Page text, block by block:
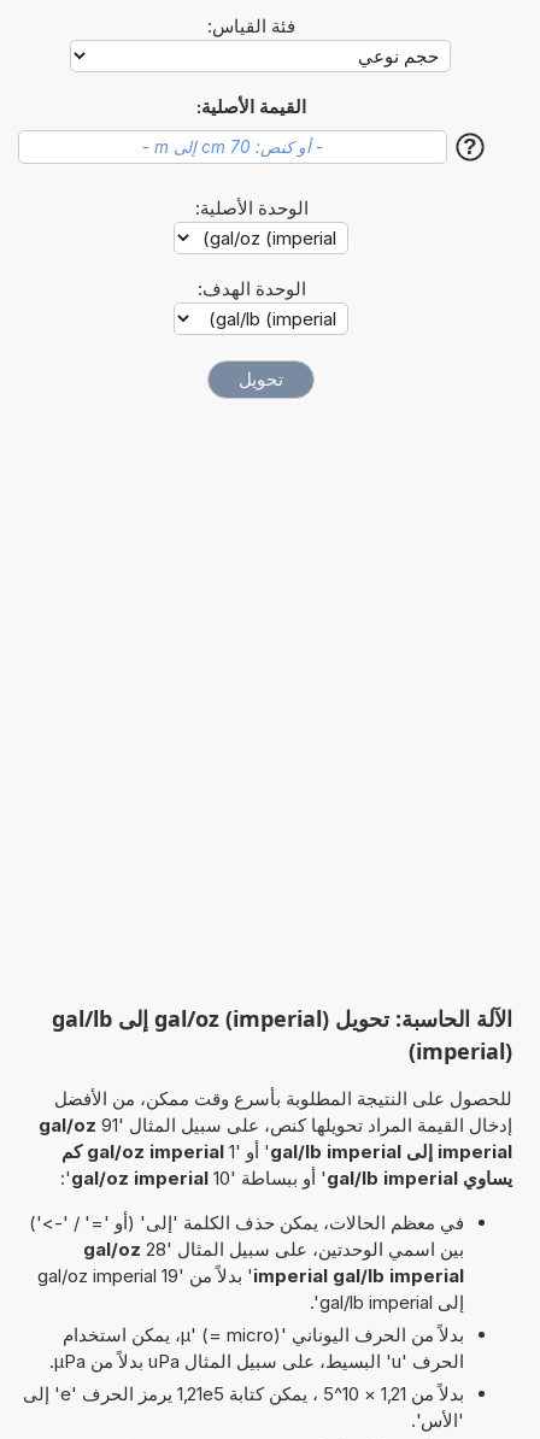
فئة القياس:
القيمة الأصلية:
?
الوحدة الأصلية:
الوحدة الهدف:
الآلة الحاسبة: تحويل gal/oz (imperial) إلى gal/lb
(imperial)
للحصول على النتيجة المطلوبة بأسرع وقت ممكن، من الأفضل
إدخال القيمة المراد تحويلها كنص، على سبيل المثال '91
gal/oz
imperial إلى gal/lb imperial
' أو '1
gal/oz imperial كم
يساوي gal/lb imperial
' أو ببساطة '10 gal/oz imperial
':
في معظم الحالات، يمكن حذف الكلمة 'إلى' (أو '=' / '->')
بين اسمي الوحدتين، على سبيل المثال '28
gal/oz
imperial gal/lb imperial
' بدلاً من '19 gal/oz imperial
إلى gal/lb imperial'.
بدلاً من الحرف اليوناني 'µ' (= micro)، يمكن استخدام
الحرف 'u' البسيط، على سبيل المثال uPa بدلاً من µPa.
بدلاً من 1,21 × 10^5 ، يمكن كتابة 1,21e5 يرمز الحرف 'e' إلى
'الأس'.